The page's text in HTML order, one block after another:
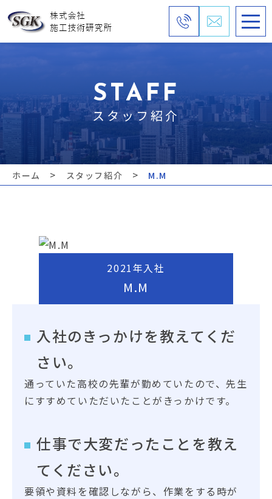
スタッフ紹介
STAFF
ホーム > スタッフ紹介 > M.M
M.M
2021年入社
入社のきっかけを教えてくだ
さい。
通っていた高校の先輩が勤めていたので、先生
にすすめていただいたことがきっかけです。
仕事で大変だったことを教え
てください。
要領や資料を確認しながら、作業をする時が